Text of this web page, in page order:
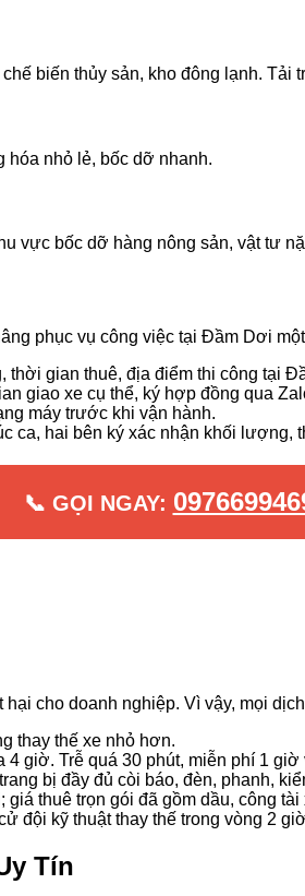
biến thủy sản, kho đông lạnh. Tải
hóa nhỏ lẻ, bốc dỡ nhanh.
vực bốc dỡ hàng nông sản, vật tư
phục vụ công việc tại Đầm Dơi
thời gian thuê, địa điểm thi công tại
giao xe cụ thể, ký hợp đồng qua
máy trước khi vận hành.
ca, hai bên ký xác nhận khối lượng,
📞 GỌI NGAY:
cho doanh nghiệp. Vì vậy, mọi
thay thế xe nhỏ hơn.
giờ. Trễ quá 30 phút, miễn phí 1 giờ
bị đầy đủ còi báo, đèn, phanh,
thuê trọn gói đã gồm dầu, công tài
đội kỹ thuật thay thế trong vòng 2
Tín